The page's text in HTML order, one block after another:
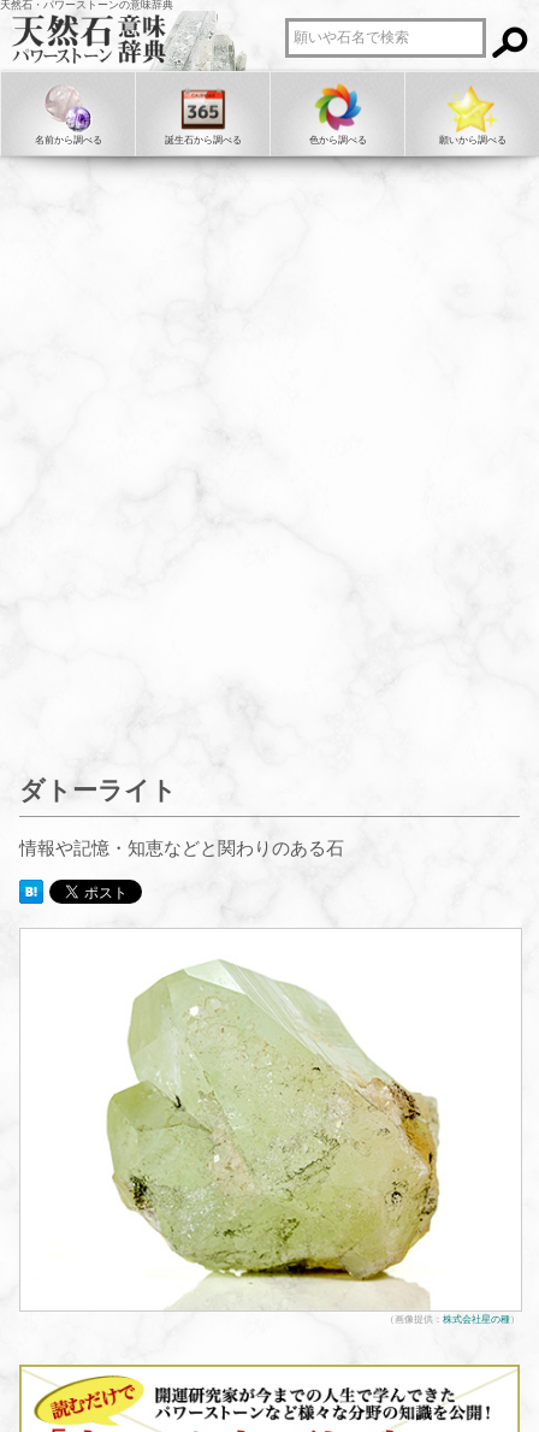
天然石・パワーストーンの意味辞典
名前から調べる 誕生石から調べる 色から調べる 願いから調べる
ダトーライト
情報や記憶・知恵などと関わりのある石
（画像提供：株式会社星の種）